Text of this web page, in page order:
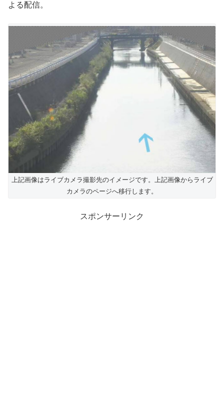
よる配信。
上記画像はライブカメラ撮影先のイメージです。上記画像からライブ
カメラのページへ移行します。
スポンサーリンク